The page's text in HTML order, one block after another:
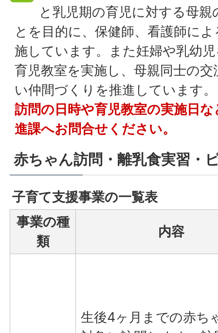
と乳児期の育児に対する母
とを目的に、保健師、看護師に
施しています。また妊婦や乳幼
育児教室を実施し、母親同士の
い仲間づくりを推進しています。
訪問の日時や育児教室の実施日
進課へお問合せください。
赤ちゃん訪問・離乳食実習・
子育て支援事業の一覧表
事業の種
類
内容
生後4ヶ月までの赤ち